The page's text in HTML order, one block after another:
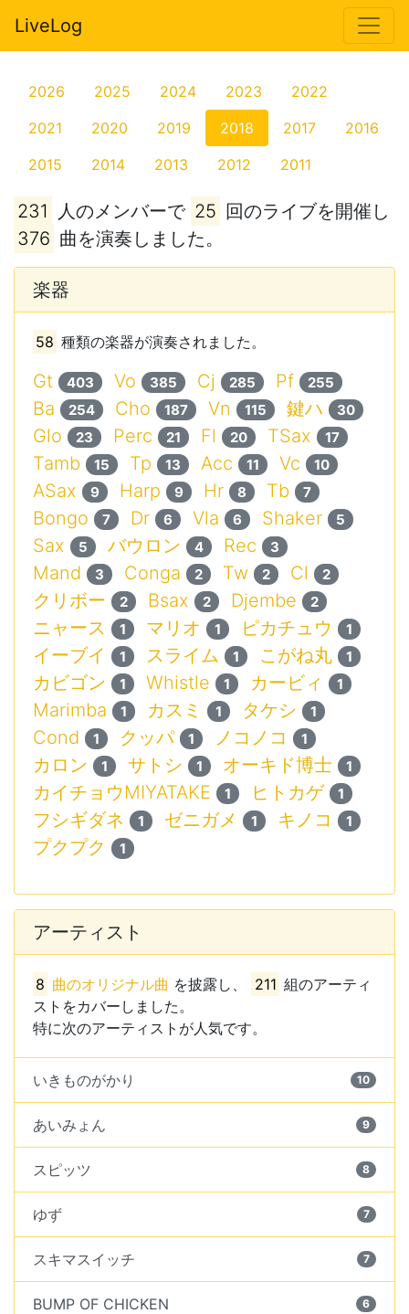
LiveLog
2026 2025 2024 2023
2022
2021
2020 2019 2018 2017
2016
2015
2014 2013 2012 2011
231 人のメンバーで 25 回のライブを開催し
376 曲を演奏しました。
楽器
58 種類の楽器が演奏されました。
Gt 403 Vo 385 Cj 285 Pf 255
Ba 254 Cho 187 Vn 115 鍵ハ 30
Glo 23 Perc 21 Fl 20 TSax 17
Tamb 15 Tp 13 Acc 11 Vc 10
ASax 9 Harp 9 Hr 8 Tb 7
Bongo 7 Dr 6 Vla 6 Shaker 5
Sax 5 バウロン 4 Rec 3
Mand 3 Conga 2 Tw 2 Cl 2
クリボー 2 Bsax 2 Djembe 2
ニャース 1 マリオ 1 ピカチュウ 1
イーブイ 1 スライム 1 こがね丸 1
カビゴン 1 Whistle 1 カービィ 1
Marimba 1 カスミ 1 タケシ 1
Cond 1 クッパ 1 ノコノコ 1
カロン 1 サトシ 1 オーキド博士 1
カイチョウMIYATAKE 1 ヒトカゲ 1
フシギダネ 1 ゼニガメ 1 キノコ 1
プクプク 1
アーティスト
8 曲のオリジナル曲 を披露し、 211 組のアーティ
ストをカバーしました。
特に次のアーティストが人気です。
いきものがかり 10
あいみょん 9
スピッツ 8
ゆず 7
スキマスイッチ 7
BUMP OF CHICKEN 6